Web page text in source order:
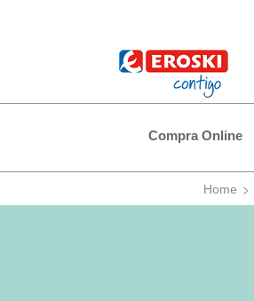
Compra Online
Home